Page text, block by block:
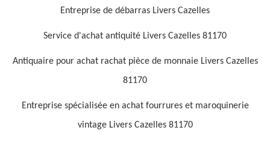
Entreprise de débarras Livers Cazelles
Service d'achat antiquité Livers Cazelles 81170
Antiquaire pour achat rachat pièce de monnaie Livers Cazelles
81170
Entreprise spécialisée en achat fourrures et maroquinerie
vintage Livers Cazelles 81170